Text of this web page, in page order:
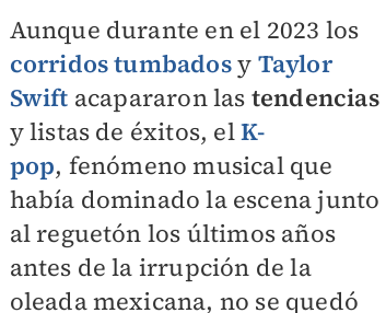
Aunque durante en el 2023 los
corridos tumbadosy Taylor
Swift acapararon las tendencias
y listas de éxitos, elK-
pop, fenómeno musical que
había dominado la escena junto
al reguetón los últimos años
antes de la irrupción de la
oleada mexicana, no se quedó